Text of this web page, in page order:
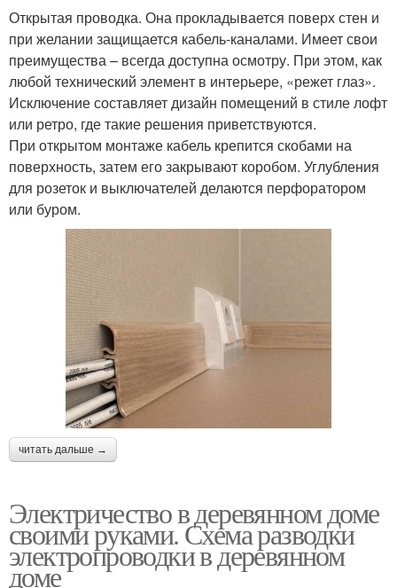
Открытая проводка. Она прокладывается поверх стен и
при желании защищается кабель-каналами. Имеет свои
преимущества – всегда доступна осмотру. При этом, как
любой технический элемент в интерьере, «режет глаз».
Исключение составляет дизайн помещений в стиле лофт
или ретро, где такие решения приветствуются.
При открытом монтаже кабель крепится скобами на
поверхность, затем его закрывают коробом. Углубления
для розеток и выключателей делаются перфоратором
или буром.
читать дальше →
Электричество в деревянном доме
своими руками. Схема разводки
электропроводки в деревянном
доме